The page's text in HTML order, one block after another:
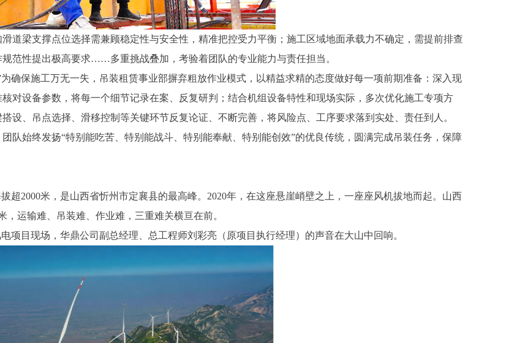
梁支撑点位选择需兼顾稳定性与安全性，精准把控受力平衡；施工区域地面承载力不确定，需提前排查
范性提出极高要求……多重挑战叠加，考验着团队的专业能力与责任担当。
保施工万无一失，吊装租赁事业部摒弃粗放作业模式，以精益求精的态度做好每一项前期准备：深入现
对设备参数，将每一个细节记录在案、反复研判；结合机组设备特性和现场实际，多次优化施工专项方
设、吊点选择、滑移控制等关键环节反复论证、不断完善，将风险点、工序要求落到实处、责任到人。
始终发扬“特别能吃苦、特别能战斗、特别能奉献、特别能创效”的优良传统，圆满完成吊装任务，保障
2000米，是山西省忻州市定襄县的最高峰。2020年，在这座悬崖峭壁之上，一座座风机拔地而起。山西
运输难、吊装难、作业难，三重难关横亘在前。
目现场，华鼎公司副总经理、总工程师刘彩亮（原项目执行经理）的声音在大山中回响。